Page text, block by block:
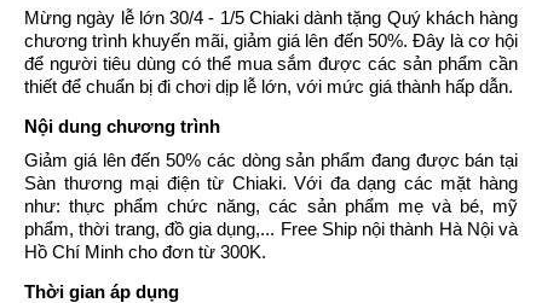
Mừng ngày lễ lớn 30/4 - 1/5 Chiaki dành tặng Quý khách hàng
chương trình khuyến mãi, giảm giá lên đến 50%. Đây là cơ hội
để người tiêu dùng có thể mua sắm được các sản phẩm cần
thiết để chuẩn bị đi chơi dịp lễ lớn, với mức giá thành hấp dẫn.
Nội dung chương trình
Giảm giá lên đến 50% các dòng sản phẩm đang được bán tại
Sàn thương mại điện từ Chiaki. Với đa dạng các mặt hàng
như: thực phẩm chức năng, các sản phẩm mẹ và bé, mỹ
phẩm, thời trang, đồ gia dụng,... Free Ship nội thành Hà Nội và
Hồ Chí Minh cho đơn từ 300K.
Thời gian áp dụng